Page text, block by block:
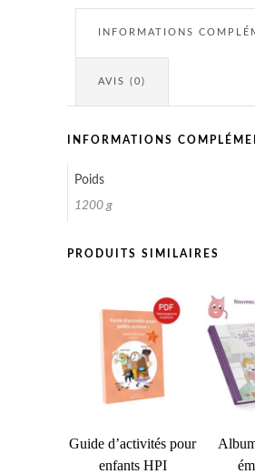
INFORMATIONS
AVIS (0)
INFORMATIONS
Poids
1200 g
PRODUITS SIMILAIRES
Guide d’activités pour
enfants HPI